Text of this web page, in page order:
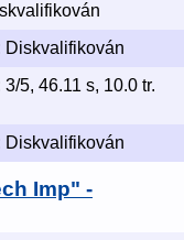
Diskvalifikován
3/5, 46.11 s, 10.0 tr.
Diskvalifikován
Imp" -